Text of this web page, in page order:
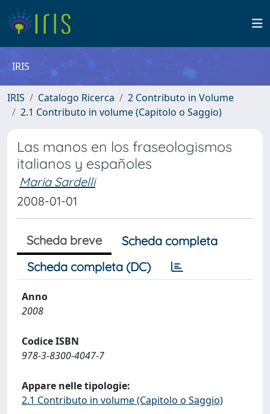
IRIS
IRIS Catalogo Ricerca
2 Contributo in Volume
2.1 Contributo in volume (Capitolo o Saggio)
Las manos en los fraseologismos
italianos y españoles
Maria Sardelli
2008-01-01
Scheda breve
Scheda completa
Scheda completa (DC)
Anno
2008
Codice ISBN
978-3-8300-4047-7
Appare nelle tipologie:
2.1 Contributo in volume (Capitolo o Saggio)